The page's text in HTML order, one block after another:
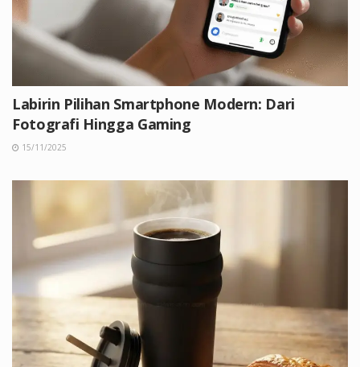
Labirin Pilihan Smartphone Modern: Dari
Fotografi Hingga Gaming
15/11/2025